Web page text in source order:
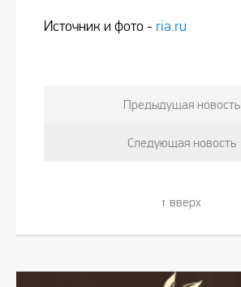
Источник и фото - ria.ru
Предыдущая новость
Следующая новость
вверх